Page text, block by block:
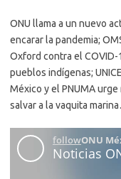
ONU llama a un nuevo
encarar la pandemia;
Oxford contra el
pueblos indígenas;
México y el PNUMA
salvar a la vaquita